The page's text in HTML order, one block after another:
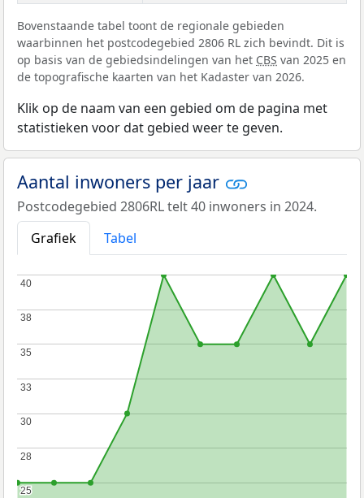
Bovenstaande tabel toont de regionale gebieden
waarbinnen het postcodegebied 2806 RL zich bevindt. Dit is
op basis van de gebiedsindelingen van het CBS van 2025 en
de topografische kaarten van het Kadaster van 2026.
Klik op de naam van een gebied om de pagina met
statistieken voor dat gebied weer te geven.
Aantal inwoners per jaar
Postcodegebied 2806RL telt 40 inwoners in 2024.
Grafiek
Tabel
25
25
28
28
30
30
33
33
35
35
38
38
40
40